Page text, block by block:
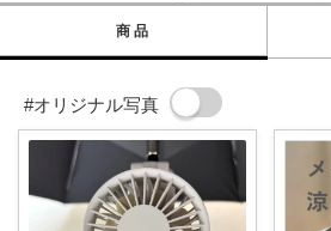
商品
#オリジナル写真